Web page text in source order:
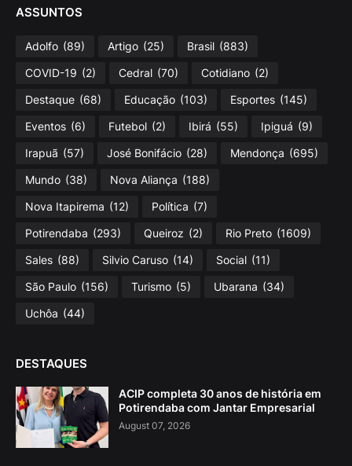
ASSUNTOS
Adolfo (89) Artigo (25) Brasil (883)
COVID-19 (2) Cedral (70) Cotidiano (2)
Destaque (68) Educação (103) Esportes (145)
Eventos (6) Futebol (2) Ibirá (55) Ipiguá (9)
Irapuã (57) José Bonifácio (28) Mendonça (695)
Mundo (38) Nova Aliança (188)
Nova Itapirema (12) Política (7)
Potirendaba (293) Queiroz (2) Rio Preto (1609)
Sales (88) Silvio Caruso (14) Social (11)
São Paulo (156) Turismo (5) Ubarana (34)
Uchôa (44)
DESTAQUES
ACIP completa 30 anos de história em
Potirendaba com Jantar Empresarial
August 07, 2026